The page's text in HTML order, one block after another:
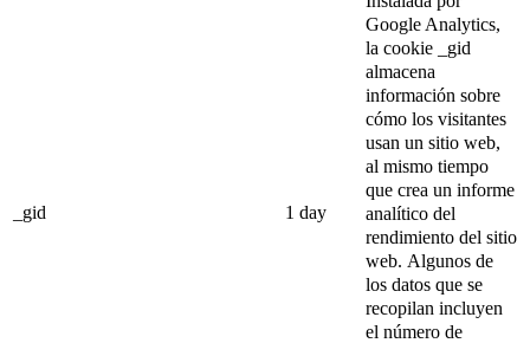
_gid 1 day
Google Analytics,
la cookie _gid
almacena
información sobre
cómo los visitantes
usan un sitio web,
al mismo tiempo
que crea un informe
analítico del
rendimiento del sitio
web. Algunos de
los datos que se
recopilan incluyen
el número de